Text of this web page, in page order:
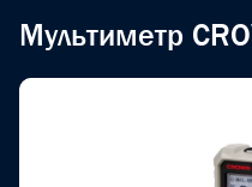
Мультиметр